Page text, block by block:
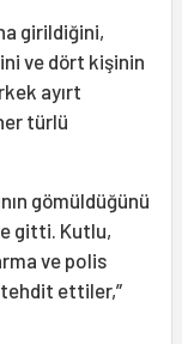
girildiğini,
ve dört kişinin
ayırt
türlü
gömüldüğünü
gitti. Kutlu,
ve polis
tehdit ettiler,”